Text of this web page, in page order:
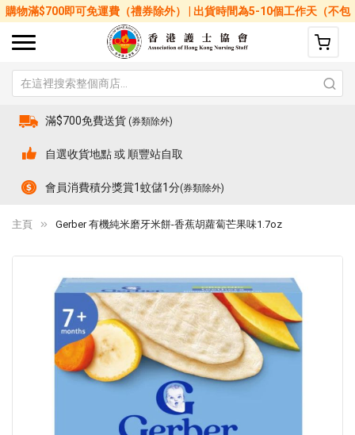
購物滿$700即可免運費（禮券除外） | 出貨時間為5-10個工作天（不包
括星期六、日及公眾假期）
滿$700免費送貨 (券類除外)
自選收貨地點 或 順豐站自取
會員消費積分獎賞1蚊儲1分(券類除外)
主頁 Gerber 有機純米磨牙米餅-香蕉胡蘿蔔芒果味1.7oz